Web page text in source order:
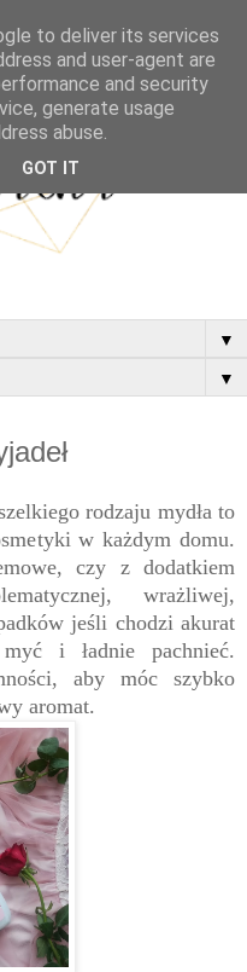
▼
▼
rodzaju mydła to
w każdym domu.
czy z dodatkiem
wrażliwej,
jeśli chodzi akurat
i ładnie pachnieć.
aby móc szybko
aromat.
to deliver its services
and user-agent are
and security
generate usage
abuse.
GOT IT